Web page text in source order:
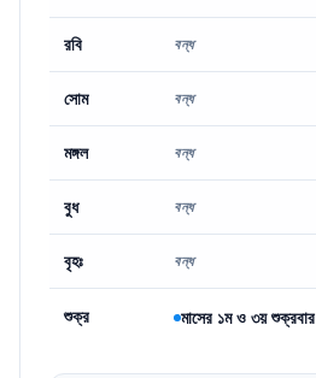
রবি বন্ধ
সোম বন্ধ
মঙ্গল বন্ধ
বুধ বন্ধ
বৃহঃ বন্ধ
শুক্র মাসের ১ম ও ৩য় শুক্রবার